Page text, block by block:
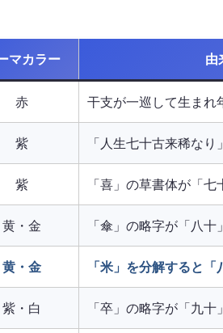
マカラー 由
赤 干支が一巡して生まれ
紫 「人生七十古来稀な
紫 「喜」の草書体が「七
黄・金 「傘」の略字が「八十
黄・金 「米」を分解すると
紫・白 「卒」の略字が「九十